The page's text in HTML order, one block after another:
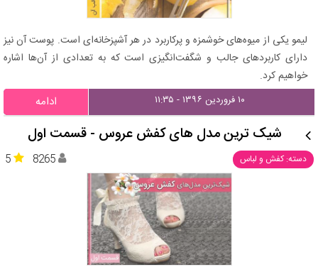
لیمو یکی از میوه‌های خوشمزه و پرکاربرد در هر آشپزخانه‌ای است. پوست آن نیز
دارای کاربردهای جالب و شگفت‌انگیزی است که به تعدادی از آن‌ها اشاره
خواهیم کرد.
۱۰ فروردین ۱۳۹۶ - ۱۱:۳۵ ادامه
شیک ترین مدل های کفش عروس - قسمت اول
دسته: کفش و لباس 5 8265